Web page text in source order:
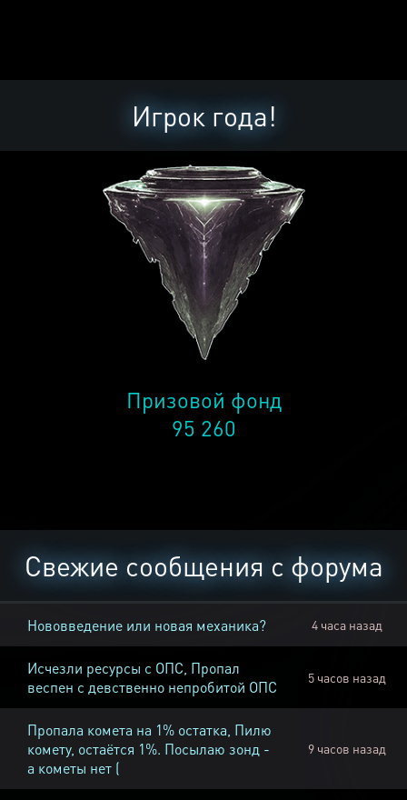
Игрок года!
Призовой фонд
95 260
Свежие сообщения с форума
Нововведение или новая механика? 4 часа назад
Исчезли ресурсы с ОПС, Пропал
веспен с девственно непробитой ОПС
5 часов назад
Пропала комета на 1% остатка, Пилю
комету, остаётся 1%. Посылаю зонд -
а кометы нет (
9 часов назад